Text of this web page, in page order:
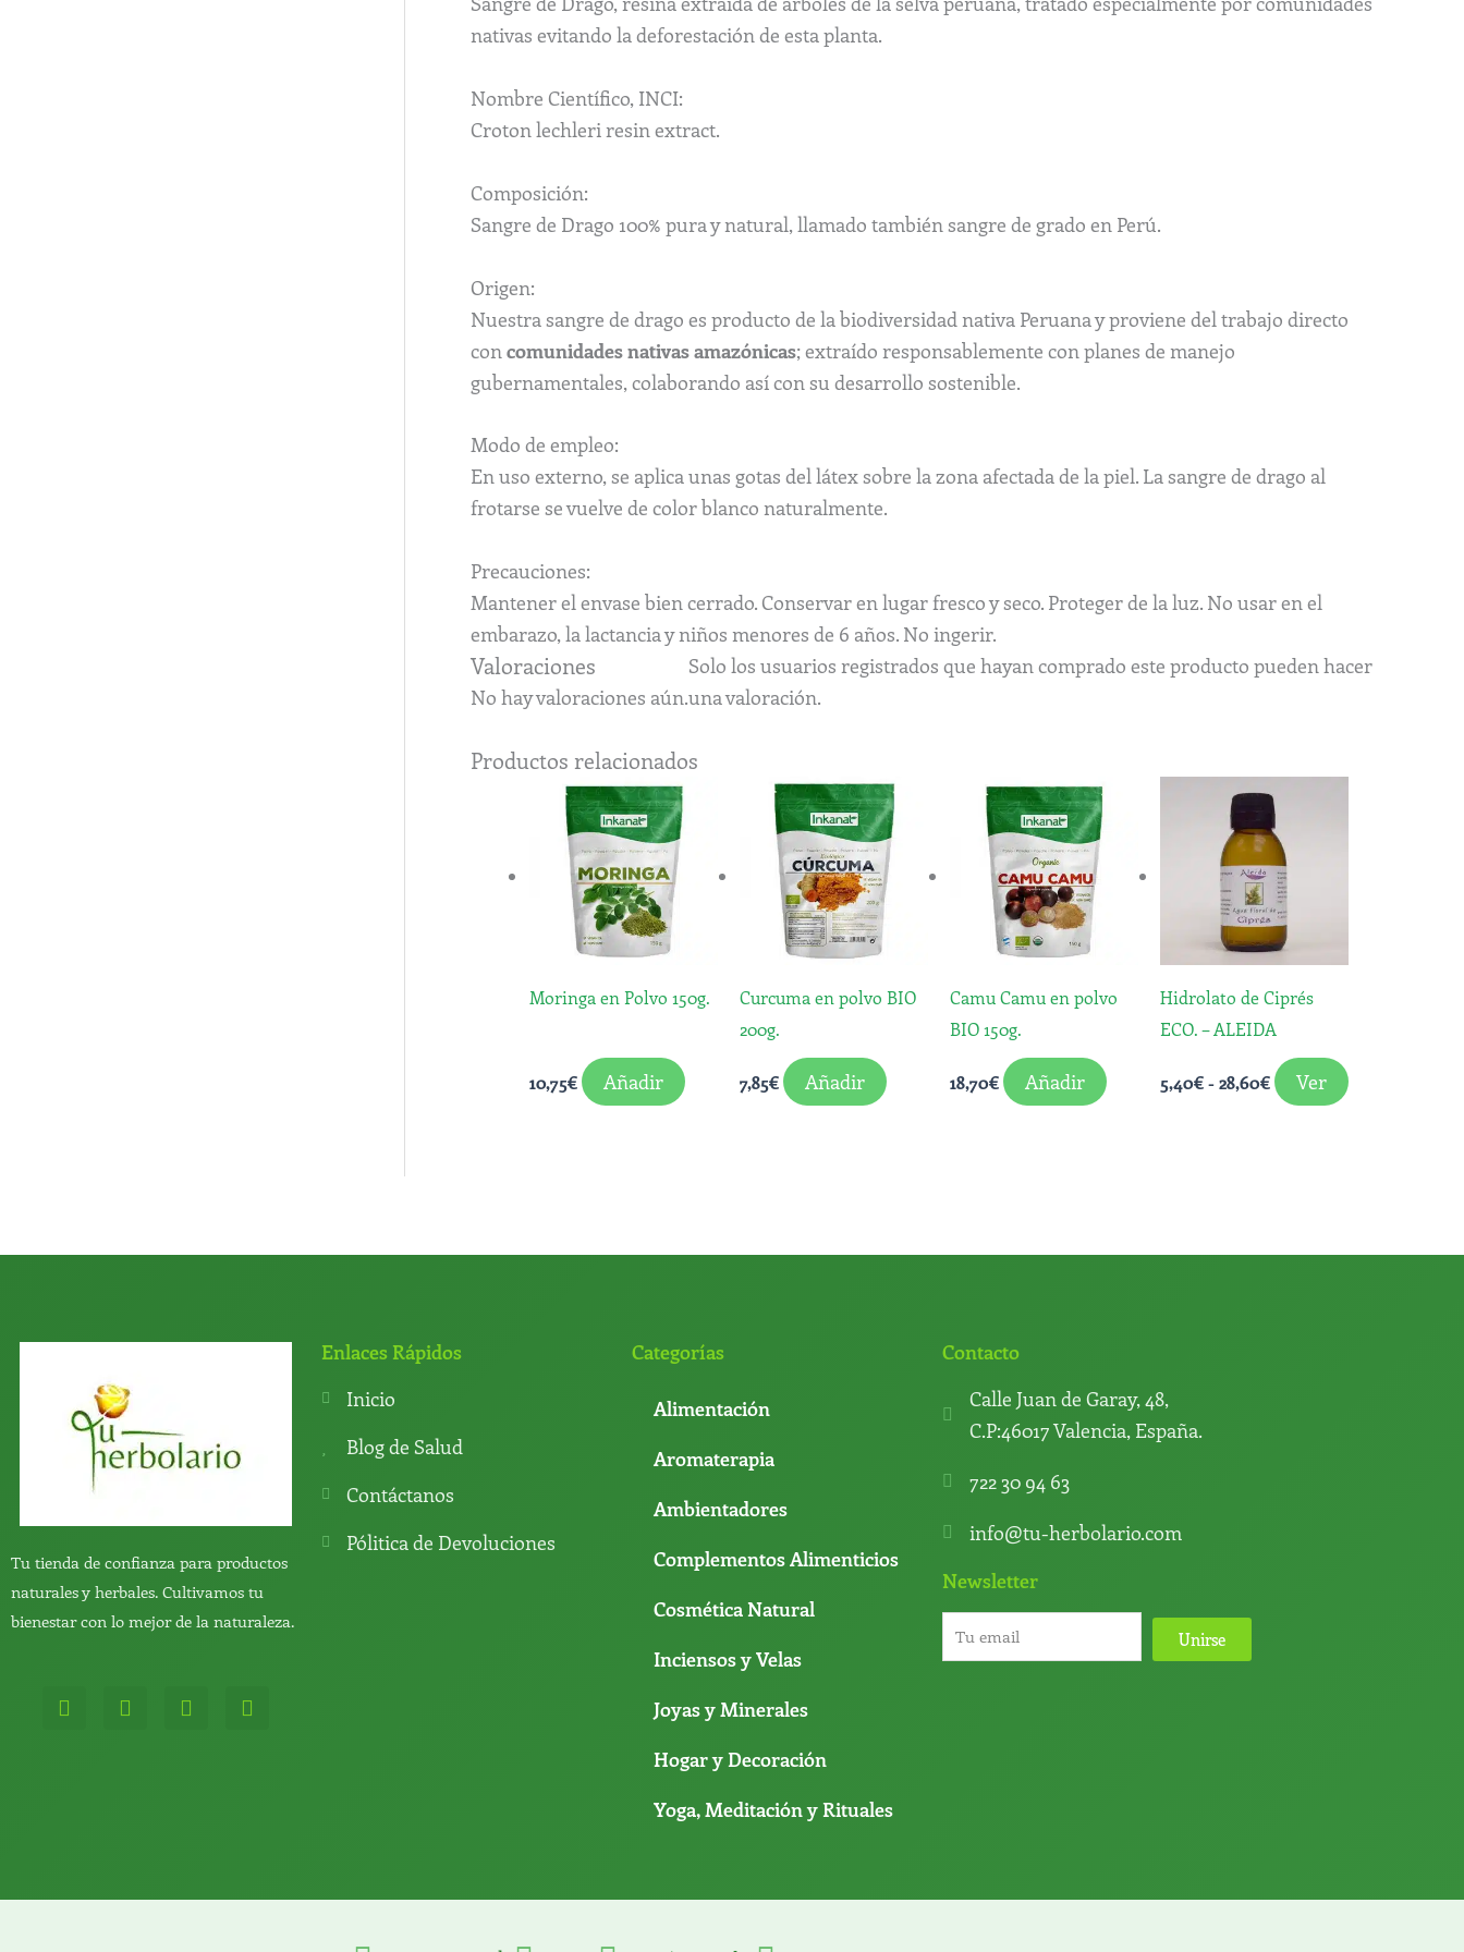
nativas evitando la deforestación de esta planta.
Nombre Científico, INCI:
Croton lechleri resin extract.
Composición:
Sangre de Drago 100% pura y natural, llamado también sangre de grado en Perú.
Origen:
Nuestra sangre de drago es producto de la biodiversidad nativa Peruana y proviene del trabajo directo
con comunidades nativasamazónicas; extraído responsablemente con planes de manejo
gubernamentales, colaborando así con su desarrollo sostenible.
Modo de empleo:
En uso externo, se aplica unas gotas del látex sobre la zona afectada de la piel. La sangre de drago al
frotarse se vuelve de color blanco naturalmente.
Precauciones:
Mantener el envase bien cerrado. Conservar en lugar fresco y seco. Proteger de la luz. No usar en el
embarazo, la lactancia y niños menores de 6 años. No ingerir.
Valoraciones
No hay valoraciones aún.
Solo los usuarios registrados que hayan comprado este producto pueden hacer
una valoración.
Productos relacionados
Moringa en Polvo 150g.
10,75€ Añadir
Curcuma en polvo BIO
200g.
7,85€ Añadir
Camu Camu en polvo
BIO 150g.
18,70€ Añadir
Hidrolato de Ciprés
ECO. – ALEIDA
5,40€ - 28,60€
de
precios:
desde
5,40€
hasta
28,60€
Ver
elegir
Tu tienda de confianza para productos
naturales y herbales. Cultivamos tu
bienestar con lo mejor de la naturaleza.
W
h
T
e
Y
o
T
i
Enlaces Rápidos
Inicio
Blog de Salud
Contáctanos
Pólitica de Devoluciones
Categorías
Alimentación
Aromaterapia
Ambientadores
Complementos Alimenticios
Cosmética Natural
Inciensos y Velas
Joyas y Minerales
Hogar y Decoración
Yoga, Meditación y Rituales
Contacto
Calle Juan de Garay, 48,
C.P:46017 Valencia, España.
722 30 94 63
info@tu-herbolario.com
Newsletter
Unirse